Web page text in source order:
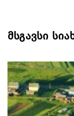
მსგავსი